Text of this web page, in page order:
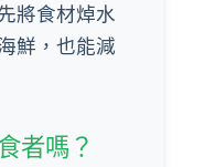
將食材焯水
鮮，也能減
者嗎？